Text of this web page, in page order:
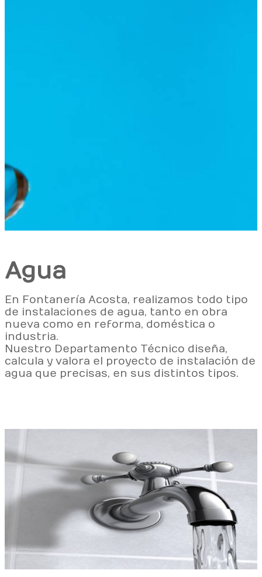
Agua
En Fontanería Acosta, realizamos todo tipo
de instalaciones de agua, tanto en obra
nueva como en reforma, doméstica o
industria.
Nuestro Departamento Técnico diseña,
calcula y valora el proyecto de instalación de
agua que precisas, en sus distintos tipos.